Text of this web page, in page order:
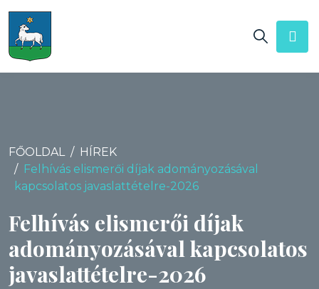
FŐOLDAL
HÍREK
Felhívás elismerői díjak adományozásával
kapcsolatos javaslattételre-2026
Felhívás elismerői díjak
adományozásával kapcsolatos
javaslattételre-2026